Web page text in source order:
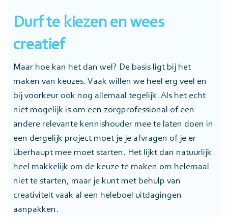
Durf te kiezen en wees
creatief
Maar hoe kan het dan wel? De basis ligt bij het
maken van keuzes. Vaak willen we heel erg veel en
bij voorkeur ook nog allemaal tegelijk. Als het echt
niet mogelijk is om een zorgprofessional of een
andere relevante kennishouder mee te laten doen in
een dergelijk project moet je je afvragen of je er
überhaupt mee moet starten. Het lijkt dan natuurlijk
heel makkelijk om de keuze te maken om helemaal
niet te starten, maar je kunt met behulp van
creativiteit vaak al een heleboel uitdagingen
aanpakken.